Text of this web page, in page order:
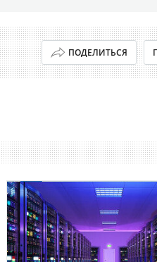
ПОДЕЛИТЬСЯ